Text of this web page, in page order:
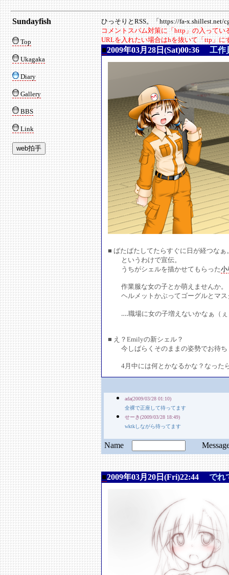
Sundayfish
Top
Ukagaka
Diary
Gallery
BBS
Link
ひっそりとRSS。「https://fa-x.shillest.net/
コメントスパム対策に「http」の入って
URLを入れたい場合はhを抜いて「ttp」に
■2009年03月28日(Sat)00:36 工作
■ ばたばたしてたらすぐに日が経つなぁ
というわけで宣伝。
うちがシェルを描かせてもらった小
作業服な女の子とか萌えませんか。
ヘルメットかぶってゴーグルとマス
‥‥職場に女の子増えないかなぁ（ぇ
■ え？Emilyの新シェル？
今しばらくそのままの姿勢でお待ち
4月中には何とかなるかな？なった
ada(2009/03/28 01:10)
全裸で正座して待ってます
せーき(2009/03/28 18:49)
wktkしながら待ってます
Name
■2009年03月20日(Fri)22:44 でれ